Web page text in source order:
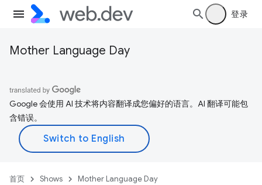
登录
Mother Language Day
Google 会使用 AI 技术将内容翻译成您偏好的语言。AI 翻译可能包
含错误。
首页 Shows Mother Language Day